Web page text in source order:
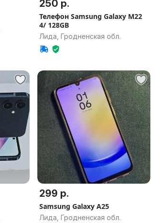
250 р.
Телефон Samsung Galaxy M22
4/ 128GB
Лида, Гродненская обл.
299 р.
Samsung Galaxy A25
Лида, Гродненская обл.